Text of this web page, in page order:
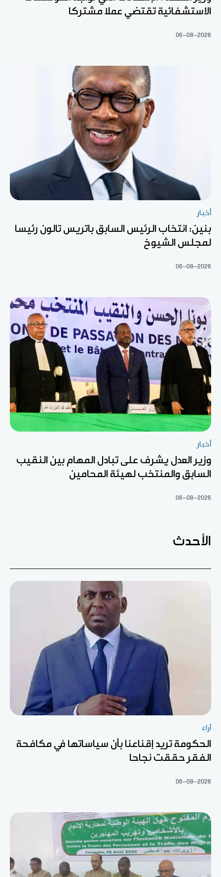
الاستشفائية تقتضي عملا مشتركا
06-08-2026
أخبار
بنين: انتخاب الرئيس السابق باتريس تالون رئيسا
لمجلس الشيوخ
06-08-2026
أخبار
وزير العدل يشرف على تبادل المهام بين النقيب
السابق والمنتخب لهيئة المحامين
06-08-2026
الأحدث
آراء
الحكومة تريد إقناعنا بأن سياساتها في مكافحة
الفقر حققت نجاحا
06-08-2026